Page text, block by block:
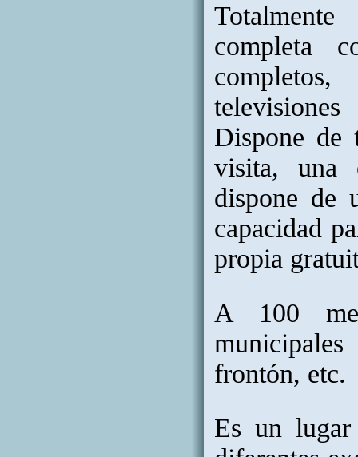
Totalmente
completa
Dispone de
visita, una
dispone de
capacidad
propia
A 100
frontón, etc.
Es un